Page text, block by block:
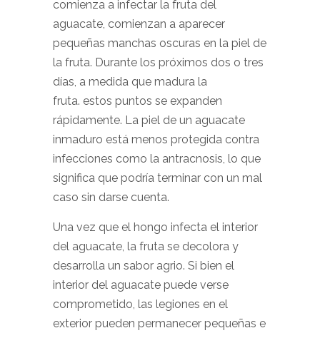
comienza a infectar la fruta del
aguacate, comienzan a aparecer
pequeñas manchas oscuras en la piel de
la fruta. Durante los próximos dos o tres
días, a medida que madura la
fruta. estos puntos se expanden
rápidamente. La piel de un aguacate
inmaduro está menos protegida contra
infecciones como la antracnosis, lo que
significa que podría terminar con un mal
caso sin darse cuenta.
Una vez que el hongo infecta el interior
del aguacate, la fruta se decolora y
desarrolla un sabor agrio. Si bien el
interior del aguacate puede verse
comprometido, las legiones en el
exterior pueden permanecer pequeñas e